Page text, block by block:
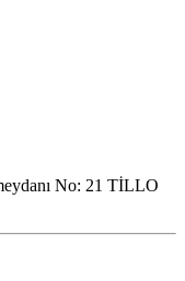
No: 21 TİLLO